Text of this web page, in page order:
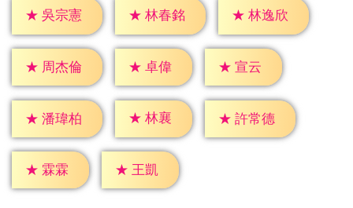
★ 吳宗憲 ★ 林春銘 ★ 林逸欣
★ 周杰倫 ★ 卓偉 ★ 宣云
★ 潘瑋柏 ★ 林襄 ★ 許常德
★ 霖霖 ★ 王凱